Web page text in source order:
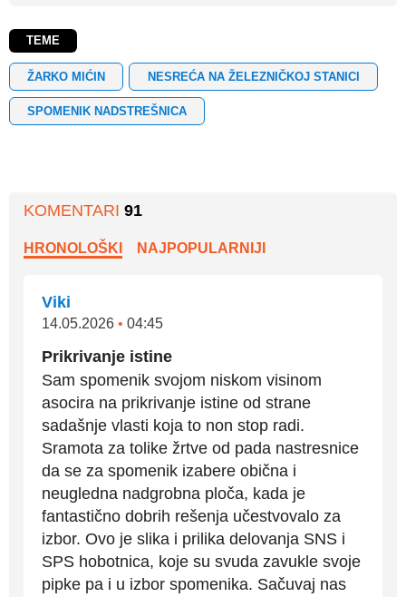
TEME
ŽARKO MIĆIN NESREĆA NA ŽELEZNIČKOJ STANICI
SPOMENIK NADSTREŠNICA
KOMENTARI 91
HRONOLOŠKI NAJPOPULARNIJI
Viki
14.05.2026 • 04:45
Prikrivanje istine
Sam spomenik svojom niskom visinom
asocira na prikrivanje istine od strane
sadašnje vlasti koja to non stop radi.
Sramota za tolike žrtve od pada nastresnice
da se za spomenik izabere obična i
neugledna nadgrobna ploča, kada je
fantastično dobrih rešenja učestvovalo za
izbor. Ovo je slika i prilika delovanja SNS i
SPS hobotnica, koje su svuda zavukle svoje
pipke pa i u izbor spomenika. Sačuvaj nas